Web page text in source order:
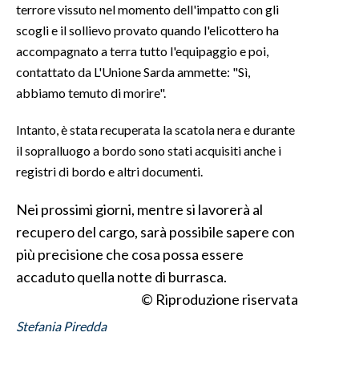
INSULARITÀ
INFO AZIENDE
ABBONATI
ANNUNCI
NECROLOGI
PUBBLICITÀ
SPIAGGE
terrore vissuto nel momento dell'impatto con gli
scogli e il sollievo provato quando l'elicottero ha
accompagnato a terra tutto l'equipaggio e poi,
contattato da L'Unione Sarda ammette: "Sì,
abbiamo temuto di morire".
Intanto, è stata recuperata la scatola nera e durante
il sopralluogo a bordo sono stati acquisiti anche i
registri di bordo e altri documenti.
Nei prossimi giorni, mentre si lavorerà al
recupero del cargo, sarà possibile sapere con
più precisione che cosa possa essere
accaduto quella notte di burrasca.
© Riproduzione riservata
Stefania Piredda